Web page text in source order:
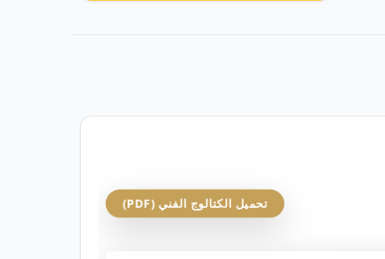
تحميل الكتالوج الفني (PDF)